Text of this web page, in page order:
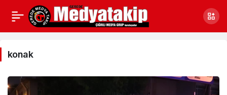
konak
Haberleri
konak